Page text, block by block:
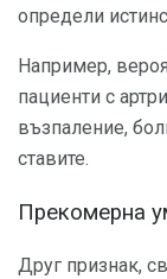
определи
Например,
пациенти с
възпаление,
ставите.
Прекомерна
Друг признак,